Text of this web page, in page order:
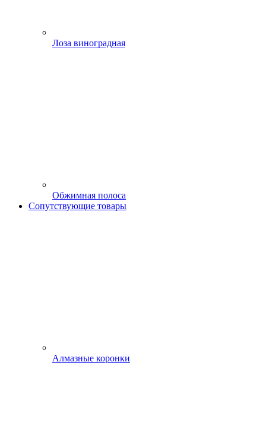
Лоза виноградная
Обжимная полоса
Сопутствующие товары
Алмазные коронки